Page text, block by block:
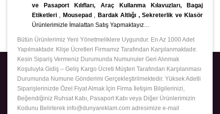
ve Pasaport Kılıfları, Araç Kullanma Kılavuzları, Bagaj
Etiketleri , Mousepad , Bardak Altlığı , Sekreterlik ve Klasör
Ürünlerimizle İmalattan Satış Yapmaktayız…
Bütün Ürünlerimiz Yeni Yönetmeliklere Uygundur. En Az 1000 Adet
Yapılmaktadır. Klişe Ücretleri Firmamız Tarafından Karşılanmaktadır.
Kesin Sipariş Vermeniz Durumunda Numunuler Geri Alınmak
Koşuluyla Gidiş – Geliş Kargo Ücreti Müşteri Tarafından Karşılanması
Durumunda Numune Gönderimi Gerçekleştirilmektedir. Yüksek Adetli
Siparişlerinizde Özel Fiyat Almak İçin Firma İletişim Bilgilerinizi,
Beğendiğiniz Ruhsat Kabı, Pasaport Kabı veya Diğer Ürünlerimizin
Kodunu Belirterek info@dunyareklam.com adresimize e-mail